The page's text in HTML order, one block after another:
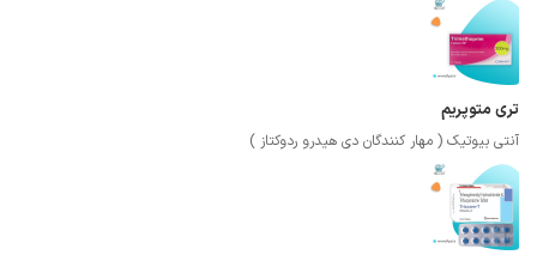
تری متوپریم
آنتی بیوتیک ( مهار کنندگان دی هیدرو ردوکتاز )